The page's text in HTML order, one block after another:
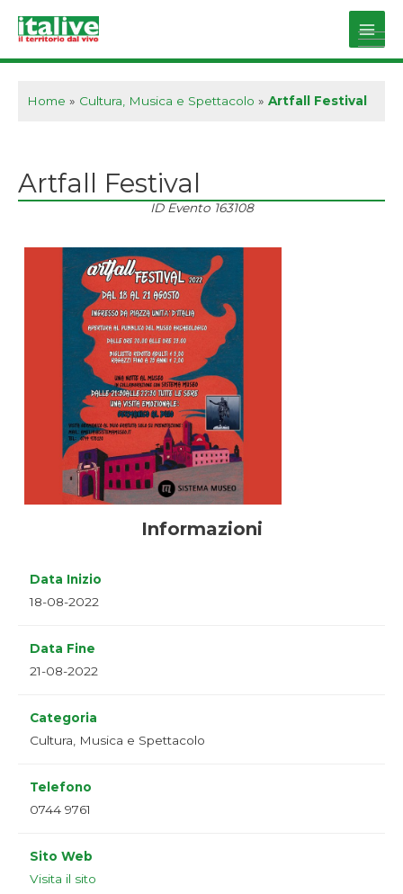
Main
Home » Cultura, Musica e Spettacolo » Artfall Festival
Artfall Festival
ID Evento 163108
Informazioni
Data Inizio
18-08-2022
Data Fine
21-08-2022
Categoria
Cultura, Musica e Spettacolo
Telefono
0744 9761
Sito Web
Visita il sito